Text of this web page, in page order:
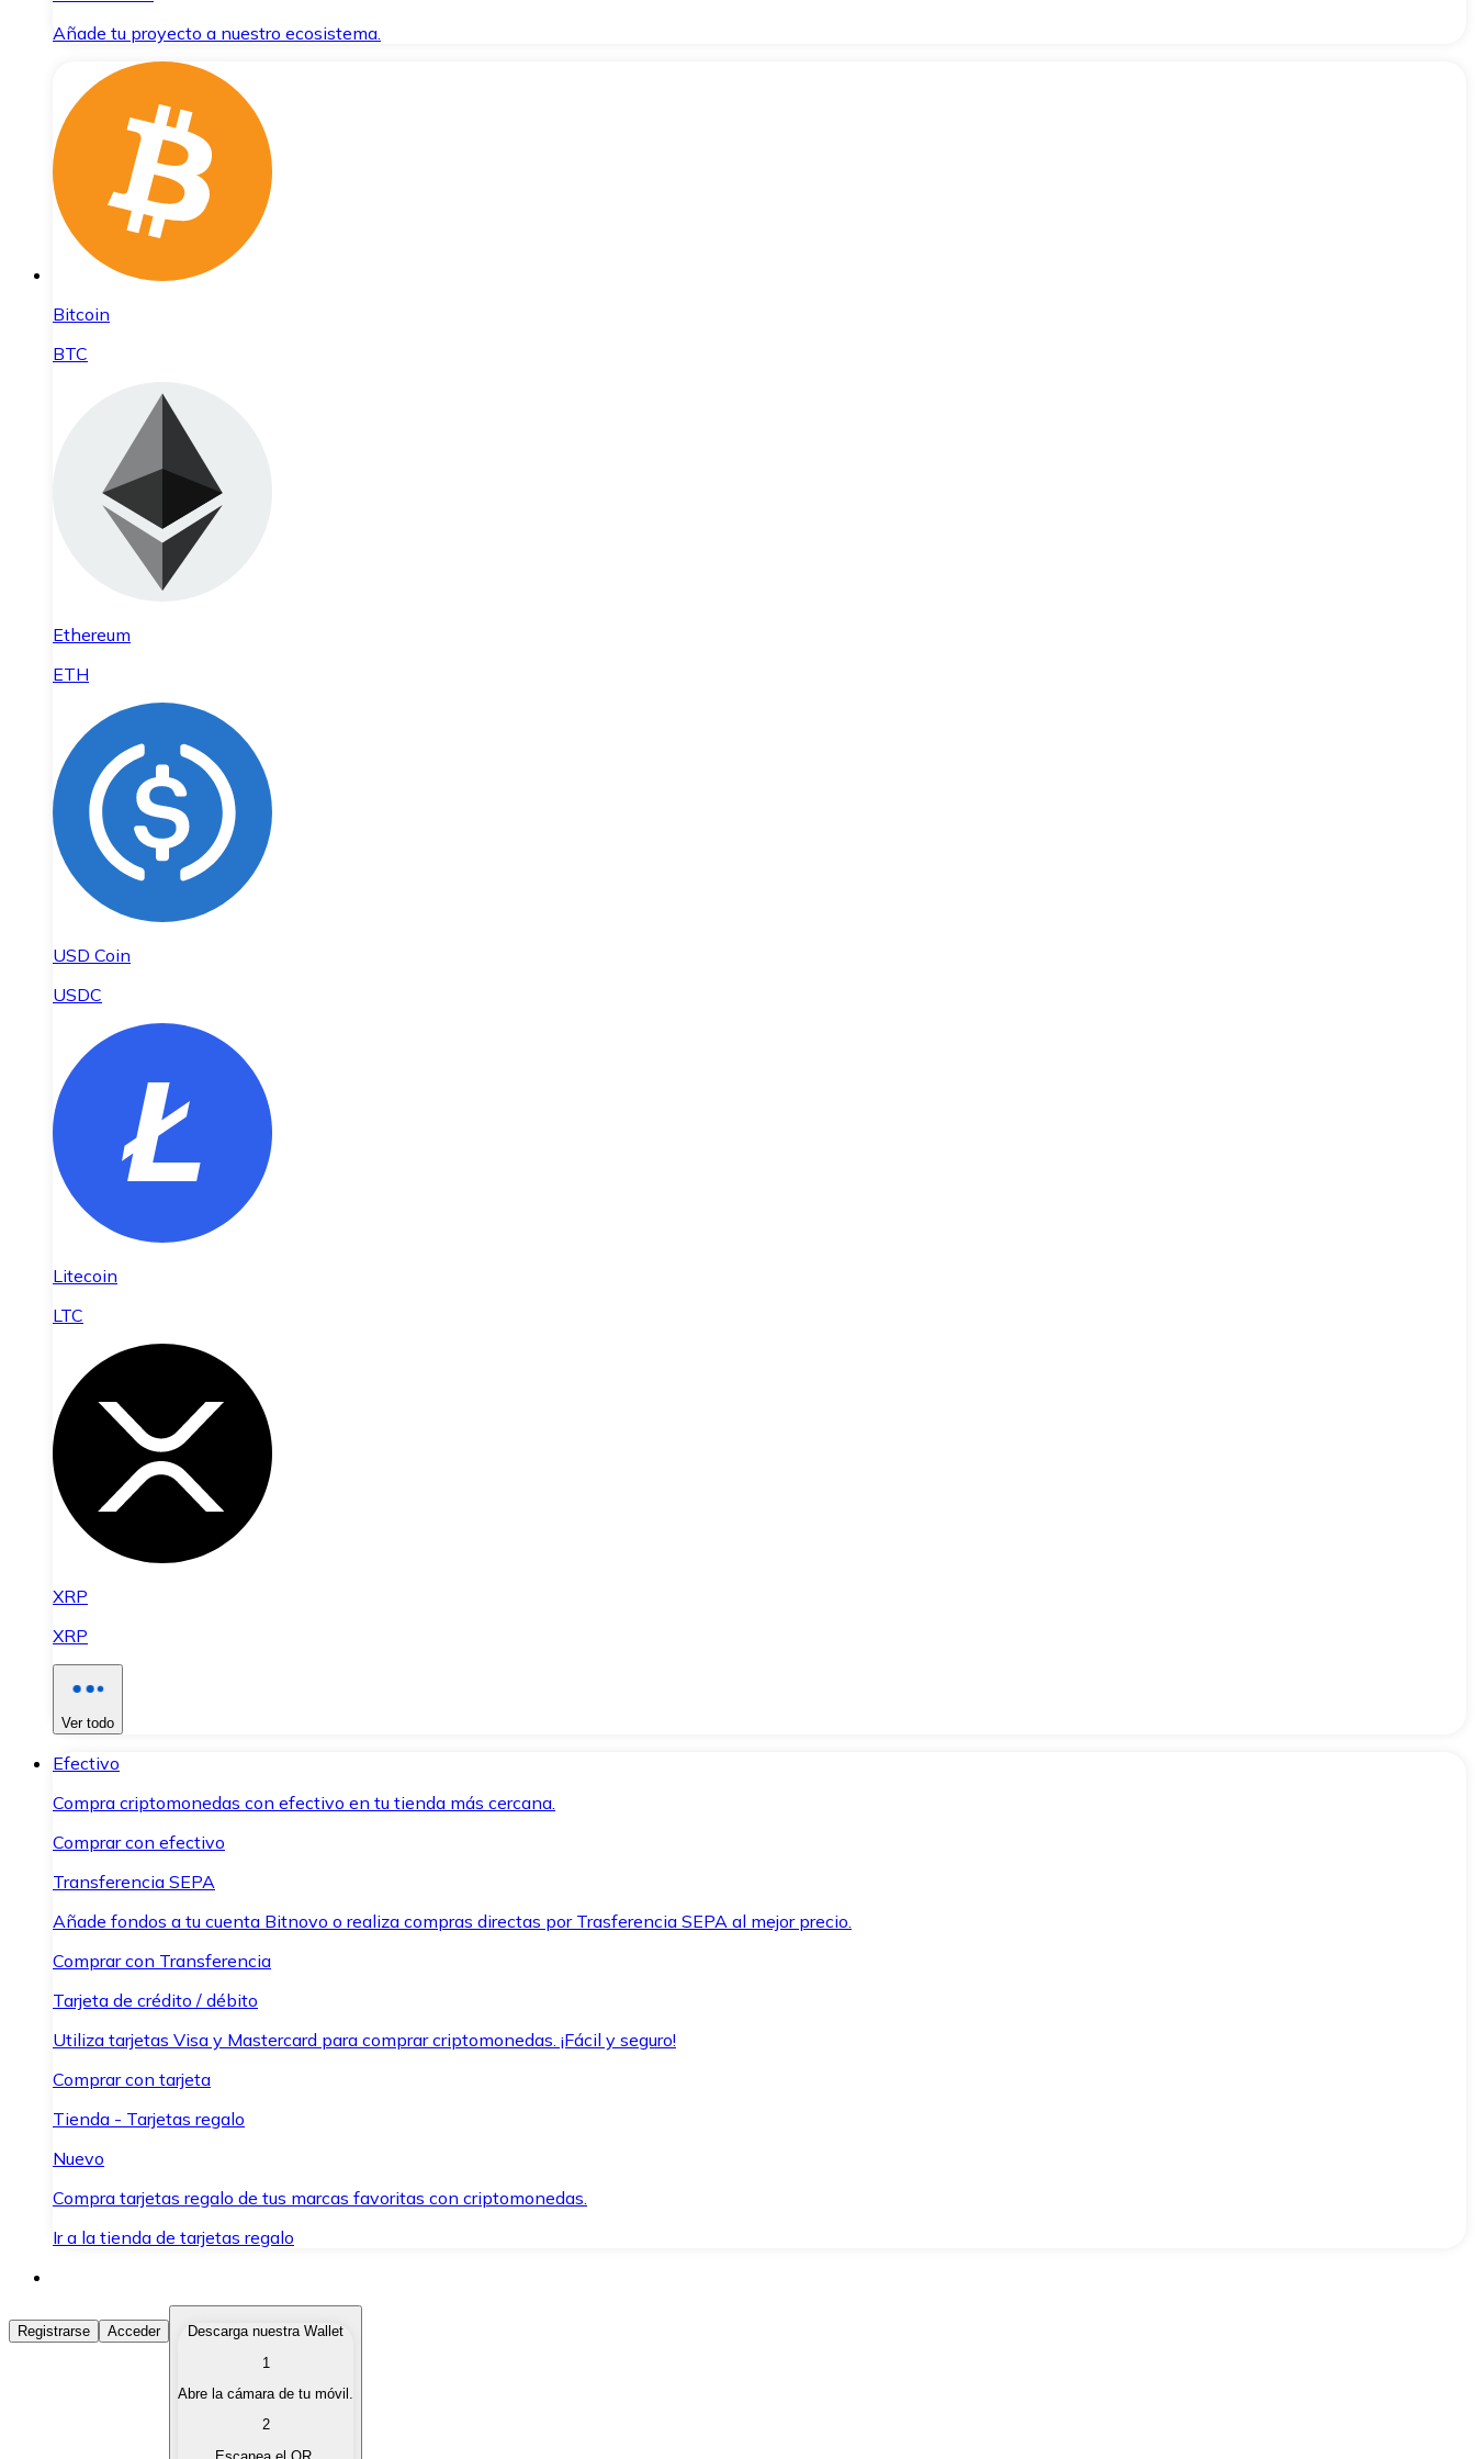
Añade tu proyecto a nuestro ecosistema.
Bitcoin
BTC
Ethereum
ETH
USD Coin
USDC
Litecoin
LTC
XRP
XRP
Ver todo
Efectivo
Compra criptomonedas con efectivo en tu tienda más cercana.
Comprar con efectivo
Transferencia SEPA
Añade fondos a tu cuenta Bitnovo o realiza compras directas por Trasferencia SEPA al mejor precio.
Comprar con Transferencia
Tarjeta de crédito / débito
Utiliza tarjetas Visa y Mastercard para comprar criptomonedas. ¡Fácil y seguro!
Comprar con tarjeta
Tienda - Tarjetas regalo
Nuevo
Compra tarjetas regalo de tus marcas favoritas con criptomonedas.
Ir a la tienda de tarjetas regalo
Comprar Criptomonedas
Compra criptomonedas con diferentes métodos de pago.
Vende tus criptomonedas de forma rápida y segura.
Registrarse Acceder
Descarga nuestra Wallet
1
Abre la cámara de tu móvil.
2